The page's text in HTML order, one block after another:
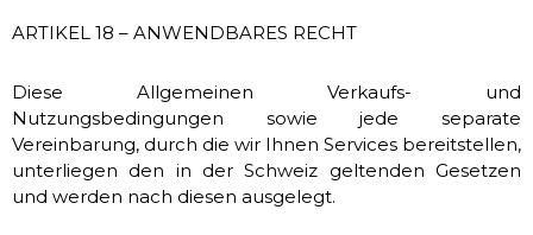
ARTIKEL 18 – ANWENDBARES RECHT
Diese Allgemeinen Verkaufs- und
Nutzungsbedingungen sowie jede separate
Vereinbarung, durch die wir Ihnen Services bereitstellen,
unterliegen den in der Schweiz geltenden Gesetzen
und werden nach diesen ausgelegt.